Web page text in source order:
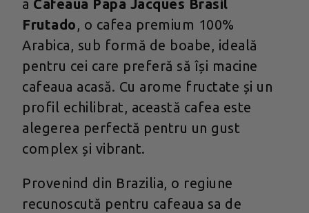
a Cafeaua Papa Jacques Brasil
Frutado, o cafea premium 100%
Arabica, sub formă de boabe, ideală
pentru cei care preferă să își macine
cafeaua acasă. Cu arome fructate și un
profil echilibrat, această cafea este
alegerea perfectă pentru un gust
complex și vibrant.
Provenind din Brazilia, o regiune
recunoscută pentru cafeaua sa de